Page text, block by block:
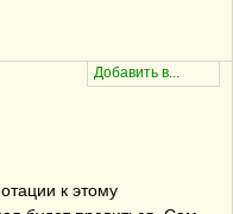
к этому